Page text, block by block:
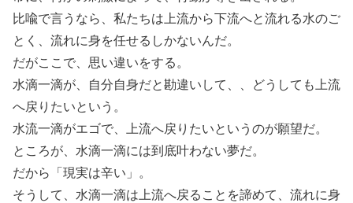
比喩で言うなら、私たちは上流から下流へと流れる水のご
とく、流れに身を任せるしかないんだ。
だがここで、思い違いをする。
水滴一滴が、自分自身だと勘違いして、、どうしても上流
へ戻りたいという。
水流一滴がエゴで、上流へ戻りたいというのが願望だ。
ところが、水滴一滴には到底叶わない夢だ。
だから「現実は辛い」。
そうして、水滴一滴は上流へ戻ることを諦めて、流れに身